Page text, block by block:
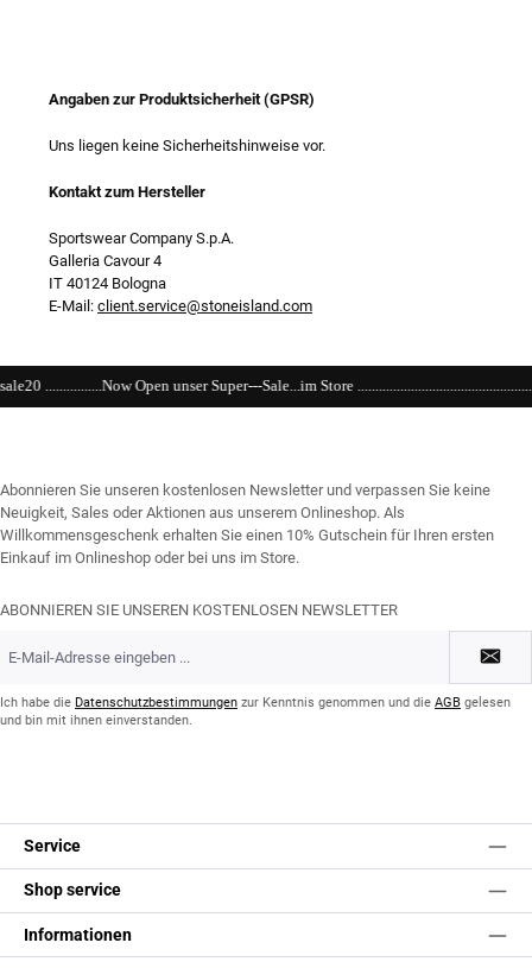
Angaben zur Produktsicherheit (GPSR)
Uns liegen keine Sicherheitshinweise vor.
Kontakt zum Hersteller
Sportswear Company S.p.A.
Galleria Cavour 4
IT 40124 Bologna
E-Mail: client.service@stoneisland.com
Open unser Super---Sale...im Store
Abonnieren Sie unseren kostenlosen Newsletter und verpassen Sie keine
Neuigkeit, Sales oder Aktionen aus unserem Onlineshop. Als
Willkommensgeschenk erhalten Sie einen 10% Gutschein für Ihren ersten
Einkauf im Onlineshop oder bei uns im Store.
ABONNIEREN SIE UNSEREN KOSTENLOSEN NEWSLETTER
Mail-
*Ich habe die Datenschutzbestimmungen zur Kenntnis genommen und die AGB gelesen
und bin mit ihnen einverstanden.
Service
Shop service
Informationen